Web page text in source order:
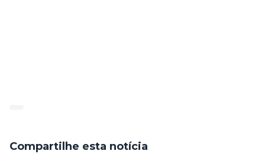
Compartilhe esta notícia